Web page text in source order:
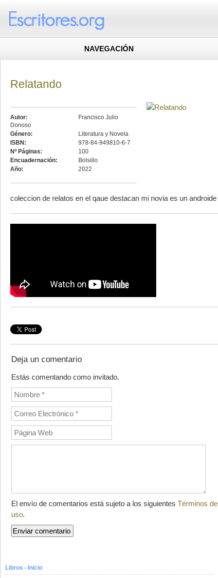
NAVEGACIÓN
Relatando
Autor:
Francisco Julio
Donoso
Género:
Literatura y Novela
ISBN:
978-84-949810-6-7
Nº Páginas:
100
Encuadernación:
Bolsillo
Año:
2022
coleccion de relatos en el qaue destacan mi novia es un androide
Deja un comentario
Estás comentando como invitado.
El envío de comentarios está sujeto a los siguientes Términos de
uso.
Libros - Inicio